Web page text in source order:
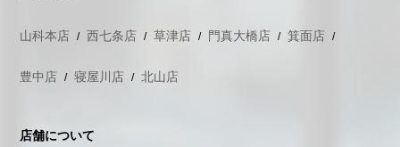
山科本店 西七条店 草津店 門真大橋店 箕面店
豊中店 寝屋川店 北山店
店舗について